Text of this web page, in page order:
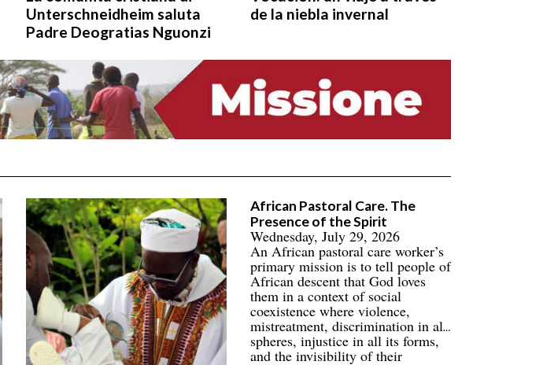
Unterschneidheim saluta
Padre Deogratias Nguonzi
de la niebla invernal
African Pastoral Care. The
Presence of the Spirit
Wednesday, July 29, 2026
An African pastoral care worker’s
primary mission is to tell people of
African descent that God loves
them in a context of social
coexistence where violence,
mistreatment, discrimination in all
spheres, injustice in all its forms,
and the invisibility of their